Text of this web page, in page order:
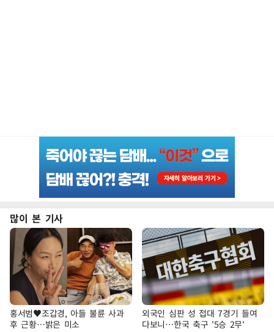
많이 본 기사
홍서범♥조갑경, 아들 불륜 사과
후 근황…밝은 미소
외국인 심판 성 접대 7경기 들여
다보니…한국 축구 '5승 2무'